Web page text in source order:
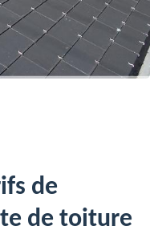
de
de toiture